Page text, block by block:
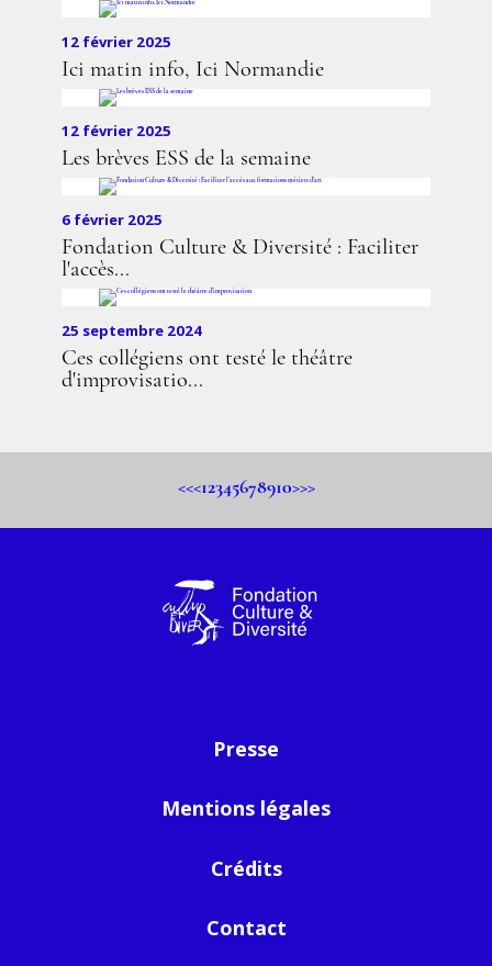
12 février 2025
Ici matin info, Ici Normandie
12 février 2025
Les brèves ESS de la semaine
6 février 2025
Fondation Culture & Diversité : Faciliter
l'accès...
25 septembre 2024
Ces collégiens ont testé le théâtre
d'improvisatio...
<<<12345678910
20 >>>
Presse
Mentions légales
Crédits
Contact